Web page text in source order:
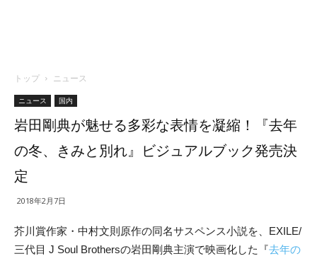
トップ ニュース
ニュース 国内
岩田剛典が魅せる多彩な表情を凝縮！『去年
の冬、きみと別れ』ビジュアルブック発売決
定
2018年2月7日
芥川賞作家・中村文則原作の同名サスペンス小説を、EXILE/
三代目 J Soul Brothersの岩田剛典主演で映画化した『去年の